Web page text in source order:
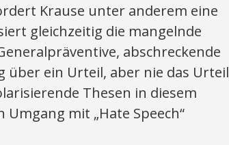
Krause unter anderem eine
gleichzeitig die mangelnde
abschreckende
ein Urteil, aber nie das Urteil
Thesen in diesem
mit „Hate Speech“